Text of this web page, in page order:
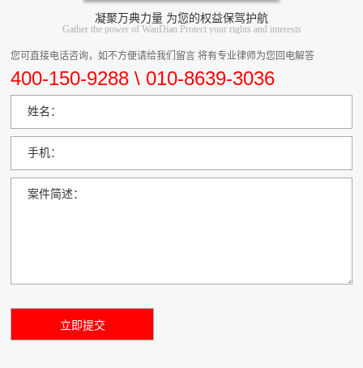
凝聚万典力量 为您的权益保驾护航
Gather the power of WanDian Protect your rights and interests
您可直接电话咨询，如不方便请给我们留言 将有专业律师为您回电解答
400-150-9288 \ 010-8639-3036
姓名：
手机：
案件简述：